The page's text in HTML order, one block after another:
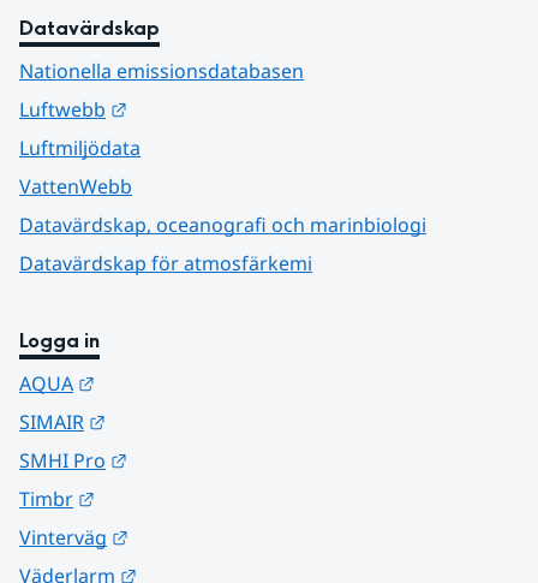
Datavärdskap
Nationella emissionsdatabasen
Luftwebb
Luftmiljödata
VattenWebb
Datavärdskap, oceanografi och marinbiologi
Datavärdskap för atmosfärkemi
Logga in
AQUA
SIMAIR
SMHI Pro
Timbr
Vinterväg
Väderlarm